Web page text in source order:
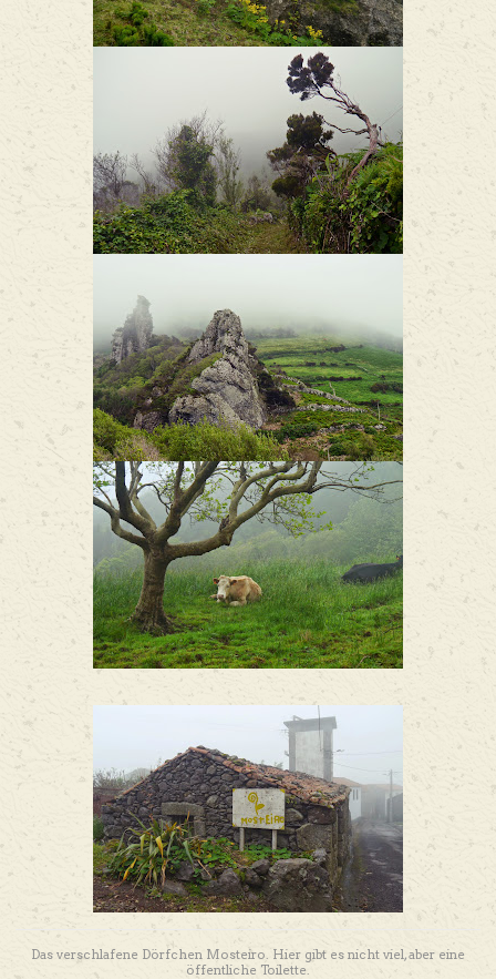
Das verschlafene Dörfchen Mosteiro. Hier gibt es nicht viel, aber eine
öffentliche Toilette.